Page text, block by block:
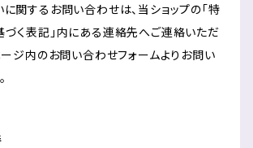
関するお問い合わせは、当ショップの「特
く表記」内にある連絡先へご連絡いただ
ージ内のお問い合わせフォームよりお問い